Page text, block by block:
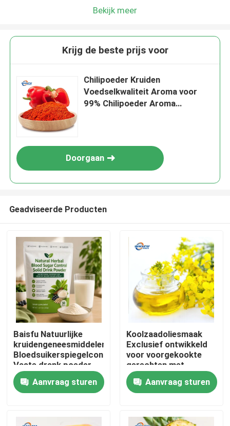
Thuis
Producten
Video's
Bekijk meer
Krijg de beste prijs voor
Chilipoeder Kruiden
Voedselkwaliteit Aroma voor
99% Chilipoeder Aroma
Doorgaan
Geadviseerde Producten
Baisfu Natuurlijke
kruidengeneesmiddelen
Bloedsuikerspiegelcontrole
Vaste drank poeder
Moerbei blad Kudzu
wortel Ginseng Goji
bessen Cassia zaad
Aanvraag sturen
Koolzaadoliesmaak
Exclusief ontwikkeld
voor voorgekookte
gerechten met
eetbare olie en
Chinese
kooksystemen
Aanvraag sturen